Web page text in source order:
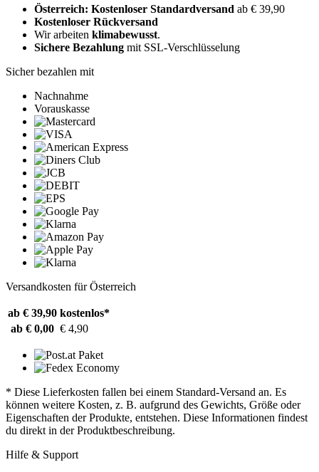
Österreich: Kostenloser Standardversand ab € 39,90
Kostenloser Rückversand
Wir arbeiten klimabewusst.
Sichere Bezahlung mit SSL-Verschlüsselung
Sicher bezahlen mit
Nachnahme
Vorauskasse
Versandkosten für Österreich
ab € 39,90 kostenlos*
ab € 0,00 € 4,90
* Diese Lieferkosten fallen bei einem Standard-Versand an. Es
können weitere Kosten, z. B. aufgrund des Gewichts, Größe oder
Eigenschaften der Produkte, entstehen. Diese Informationen findest
du direkt in der Produktbeschreibung.
Hilfe & Support